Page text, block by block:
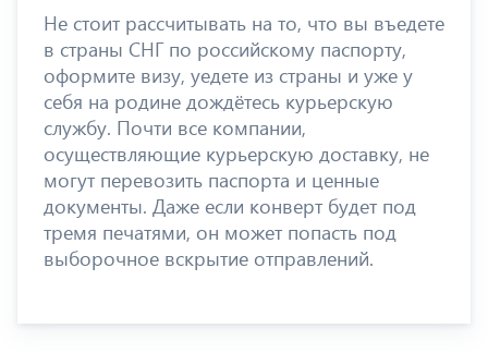
Не стоит рассчитывать на то, что вы въедете
в страны СНГ по российскому паспорту,
оформите визу, уедете из страны и уже у
себя на родине дождётесь курьерскую
службу. Почти все компании,
осуществляющие курьерскую доставку, не
могут перевозить паспорта и ценные
документы. Даже если конверт будет под
тремя печатями, он может попасть под
выборочное вскрытие отправлений.